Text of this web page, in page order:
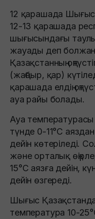
12 қарашада
12-13 қарашада
шығысындағы
жауады деп
Қазақстанның
(жаңбыр, қар)
қарашада елдің
ауа райы болады.
Ауа
түнде 0-11°С
дейін көтеріледі.
және орталық
15°С аязға дейін,
дейін өзгереді.
Шығыс
температура 10-